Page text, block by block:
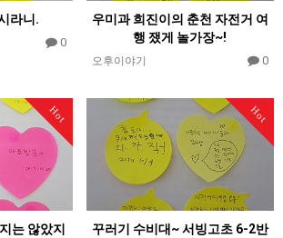
라니.
0
우미과 희진이의 춘천 자전거 여
행 쟀게 놀가장~!
오후이야기 0
Hot
는 않았지
Hot
꾸러기 수비대~ 서빙고초 6-2반